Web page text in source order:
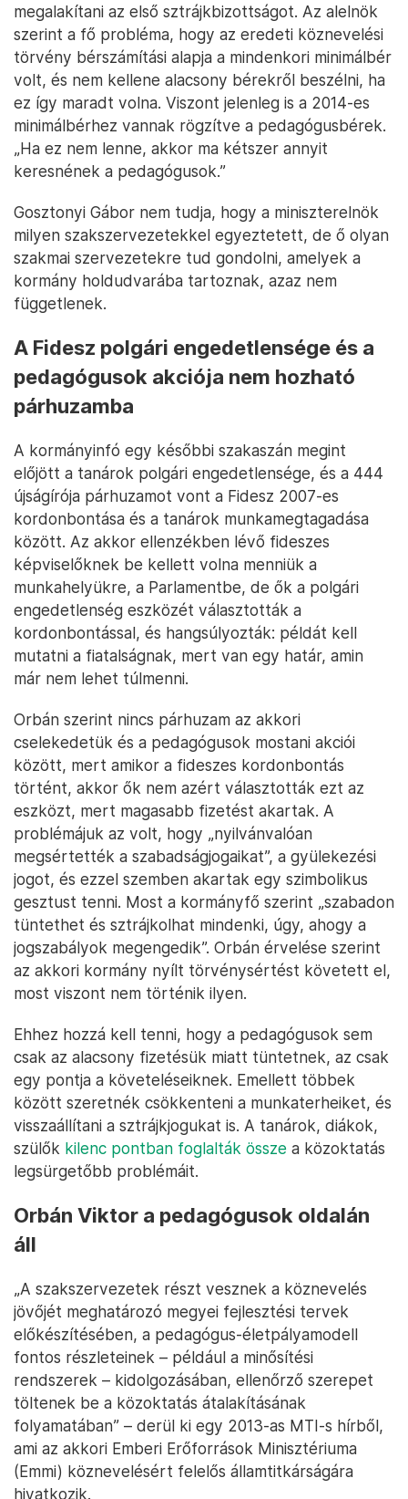
megalakítani az első sztrájkbizottságot. Az alelnök
szerint a fő probléma, hogy az eredeti köznevelési
törvény bérszámítási alapja a mindenkori minimálbér
volt, és nem kellene alacsony bérekről beszélni, ha
ez így maradt volna. Viszont jelenleg is a 2014-es
minimálbérhez vannak rögzítve a pedagógusbérek.
„Ha ez nem lenne, akkor ma kétszer annyit
keresnének a pedagógusok.”
Gosztonyi Gábor nem tudja, hogy a miniszterelnök
milyen szakszervezetekkel egyeztetett, de ő olyan
szakmai szervezetekre tud gondolni, amelyek a
kormány holdudvarába tartoznak, azaz nem
függetlenek.
A Fidesz polgári engedetlensége és a
pedagógusok akciója nem hozható
párhuzamba
A kormányinfó egy későbbi szakaszán megint
előjött a tanárok polgári engedetlensége, és a 444
újságírója párhuzamot vont a Fidesz 2007-es
kordonbontása és a tanárok munkamegtagadása
között. Az akkor ellenzékben lévő fideszes
képviselőknek be kellett volna menniük a
munkahelyükre, a Parlamentbe, de ők a polgári
engedetlenség eszközét választották a
kordonbontással, és hangsúlyozták: példát kell
mutatni a fiatalságnak, mert van egy határ, amin
már nem lehet túlmenni.
Orbán szerint nincs párhuzam az akkori
cselekedetük és a pedagógusok mostani akciói
között, mert amikor a fideszes kordonbontás
történt, akkor ők nem azért választották ezt az
eszközt, mert magasabb fizetést akartak. A
problémájuk az volt, hogy „nyilvánvalóan
megsértették a szabadságjogaikat”, a gyülekezési
jogot, és ezzel szemben akartak egy szimbolikus
gesztust tenni. Most a kormányfő szerint „szabadon
tüntethet és sztrájkolhat mindenki, úgy, ahogy a
jogszabályok megengedik”. Orbán érvelése szerint
az akkori kormány nyílt törvénysértést követett el,
most viszont nem történik ilyen.
Ehhez hozzá kell tenni, hogy a pedagógusok sem
csak az alacsony fizetésük miatt tüntetnek, az csak
egy pontja a követeléseiknek. Emellett többek
között szeretnék csökkenteni a munkaterheiket, és
visszaállítani a sztrájkjogukat is. A tanárok, diákok,
szülők kilenc pontban foglalták össze a közoktatás
legsürgetőbb problémáit.
Orbán Viktor a pedagógusok oldalán
áll
„A szakszervezetek részt vesznek a köznevelés
jövőjét meghatározó megyei fejlesztési tervek
előkészítésében, a pedagógus-életpályamodell
fontos részleteinek – például a minősítési
rendszerek – kidolgozásában, ellenőrző szerepet
töltenek be a közoktatás átalakításának
folyamatában” – derül ki egy 2013-as MTI-s hírből,
ami az akkori Emberi Erőforrások Minisztériuma
(Emmi) köznevelésért felelős államtitkárságára
hivatkozik.